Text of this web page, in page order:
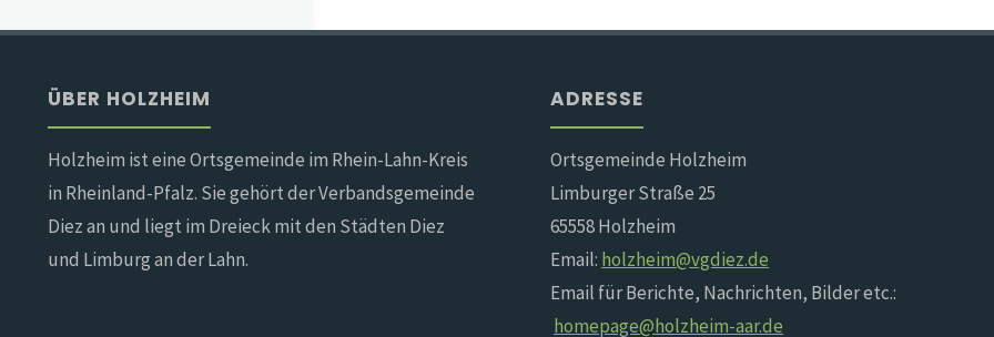
ÜBER HOLZHEIM
Holzheim ist eine Ortsgemeinde im Rhein-Lahn-Kreis
in Rheinland-Pfalz. Sie gehört der Verbandsgemeinde
Diez an und liegt im Dreieck mit den Städten Diez
und Limburg an der Lahn.
ADRESSE
Ortsgemeinde Holzheim
Limburger Straße 25
65558 Holzheim
Email: holzheim@vgdiez.de
Email für Berichte, Nachrichten, Bilder etc.:
homepage@holzheim-aar.de